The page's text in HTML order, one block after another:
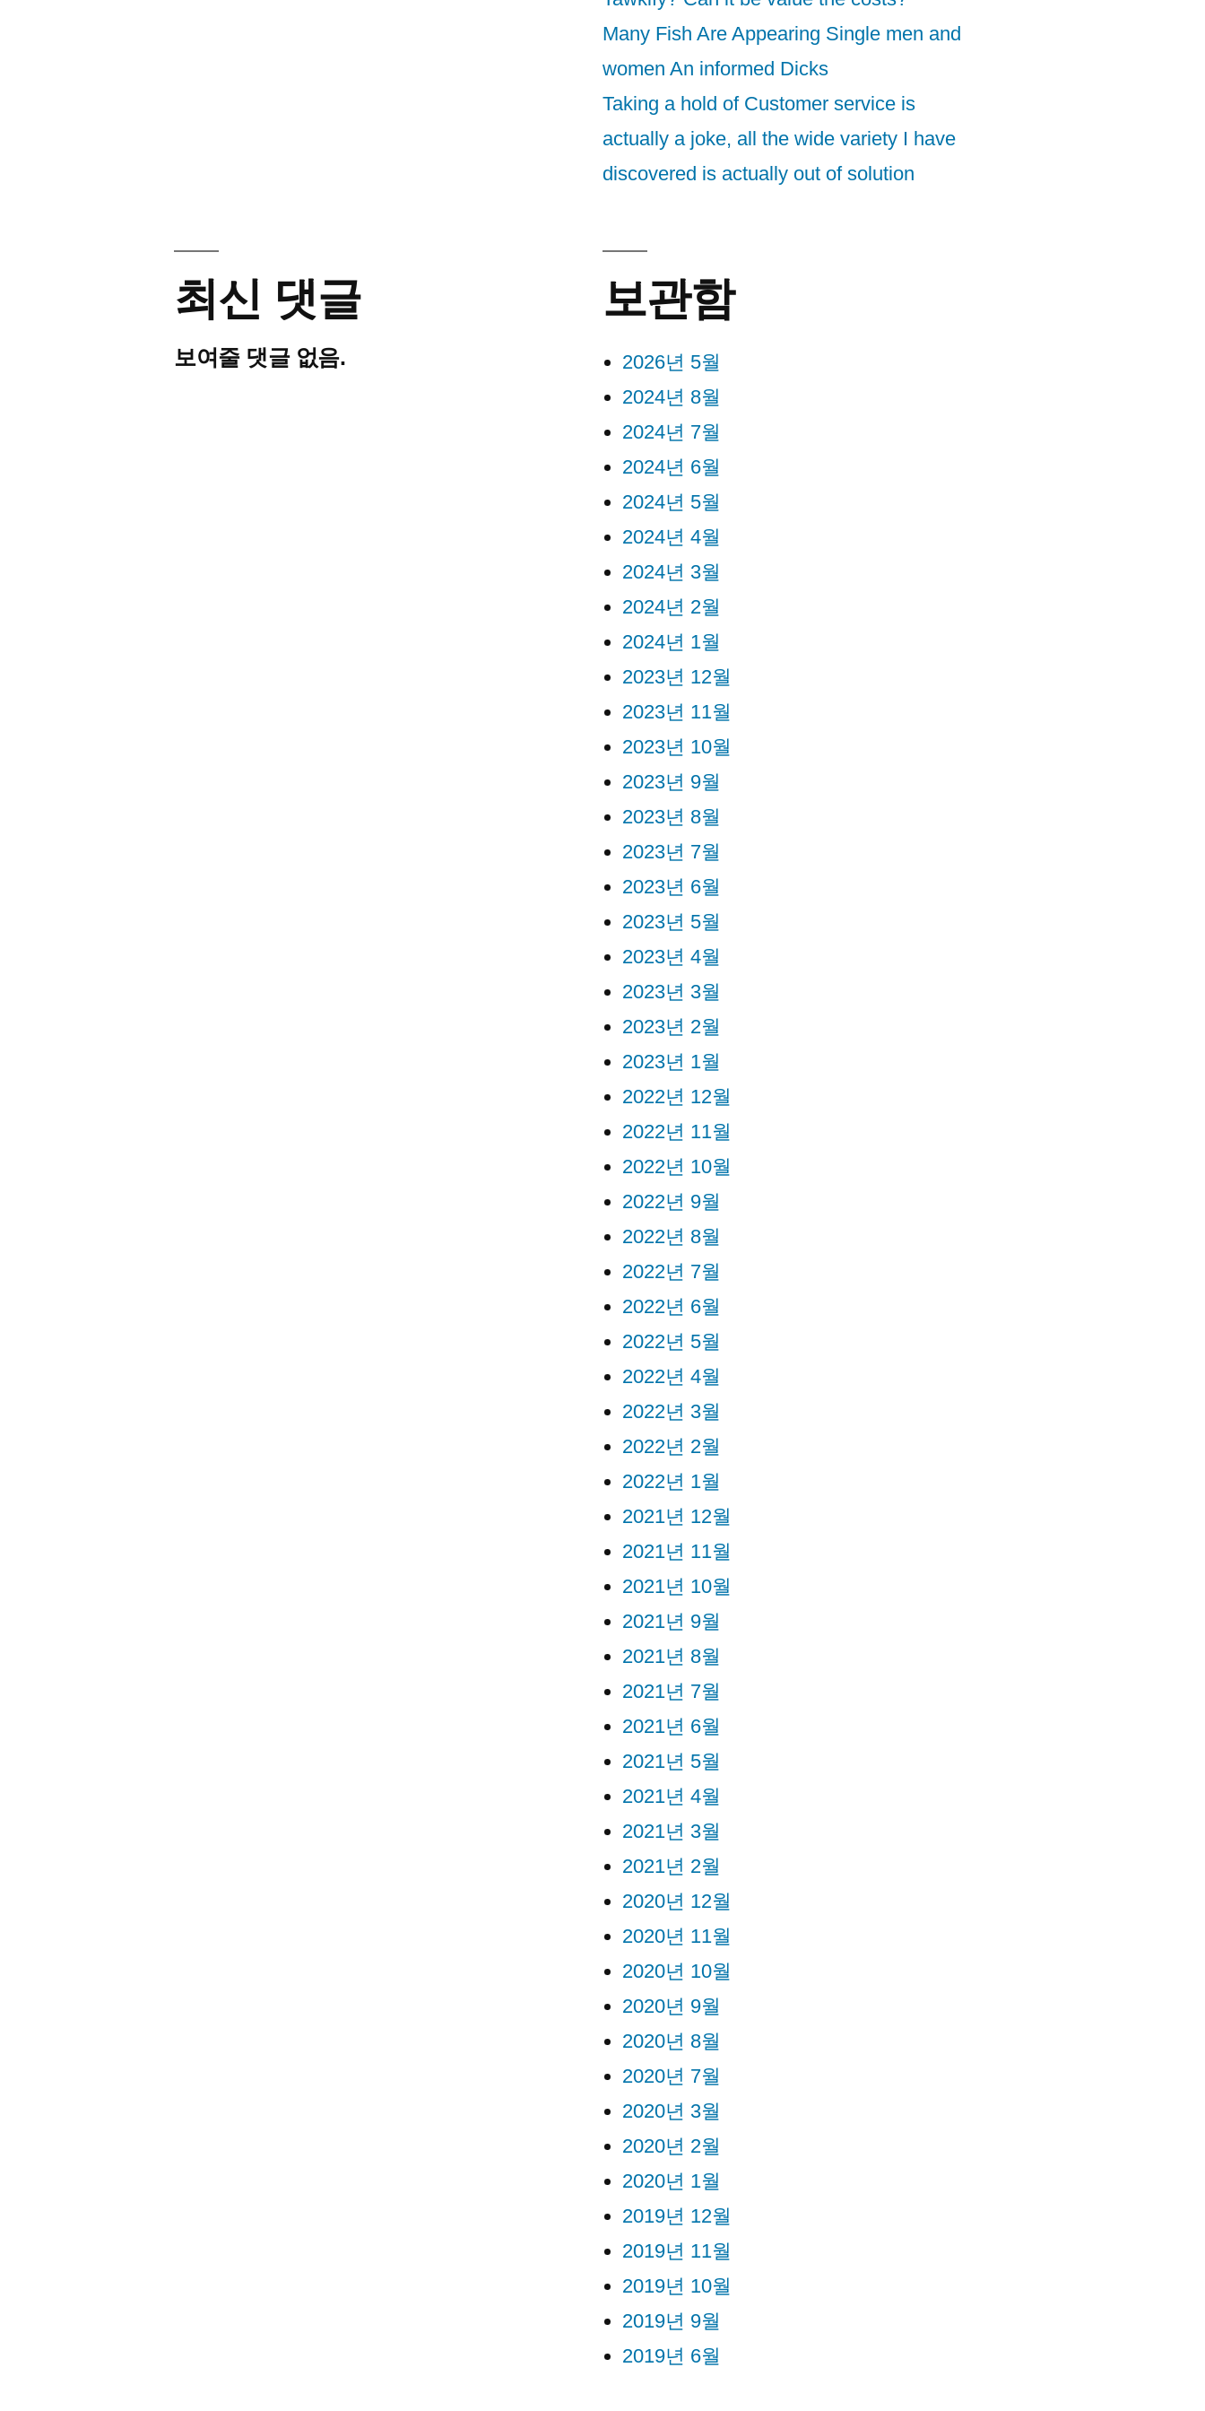
Many Fish Are Appearing Single men and
women An informed Dicks
Taking a hold of Customer service is
actually a joke, all the wide variety I have
discovered is actually out of solution
최신 댓글
보여줄 댓글 없음.
보관함
2026년 5월
2024년 8월
2024년 7월
2024년 6월
2024년 5월
2024년 4월
2024년 3월
2024년 2월
2024년 1월
2023년 12월
2023년 11월
2023년 10월
2023년 9월
2023년 8월
2023년 7월
2023년 6월
2023년 5월
2023년 4월
2023년 3월
2023년 2월
2023년 1월
2022년 12월
2022년 11월
2022년 10월
2022년 9월
2022년 8월
2022년 7월
2022년 6월
2022년 5월
2022년 4월
2022년 3월
2022년 2월
2022년 1월
2021년 12월
2021년 11월
2021년 10월
2021년 9월
2021년 8월
2021년 7월
2021년 6월
2021년 5월
2021년 4월
2021년 3월
2021년 2월
2020년 12월
2020년 11월
2020년 10월
2020년 9월
2020년 8월
2020년 7월
2020년 3월
2020년 2월
2020년 1월
2019년 12월
2019년 11월
2019년 10월
2019년 9월
2019년 6월